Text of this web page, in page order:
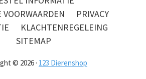
PRIVACY
KLACHTENREGELEING
SITEMAP
© 2026 · 123 Dierenshop